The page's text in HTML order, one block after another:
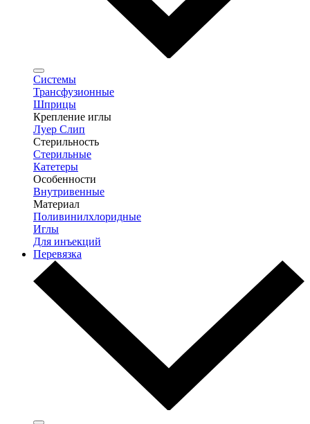
Системы
Трансфузионные
Шприцы
Крепление иглы
Луер Слип
Стерильность
Стерильные
Катетеры
Особенности
Внутривенные
Материал
Поливинилхлоридные
Иглы
Для инъекций
Перевязка